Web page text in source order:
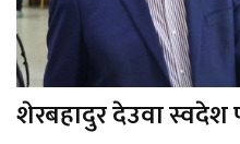
शेरबहादुर देउवा स्वदेश